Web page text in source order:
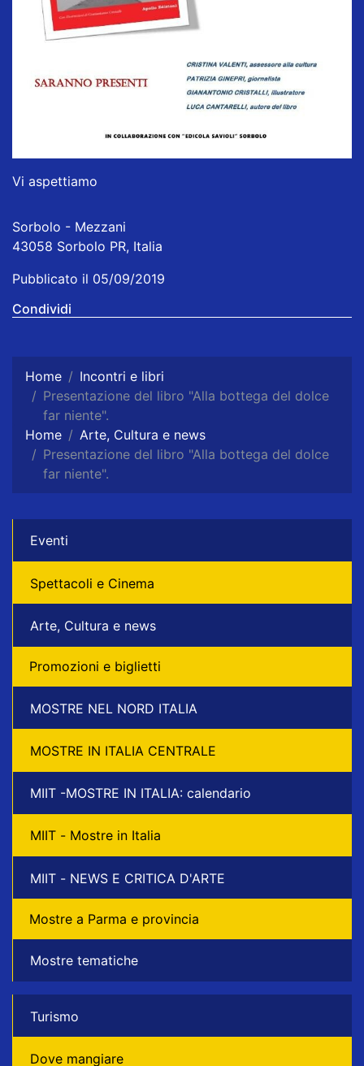
Vi aspettiamo
Sorbolo - Mezzani
43058 Sorbolo PR, Italia
Pubblicato il 05/09/2019
Condividi
Home
Incontri e libri
Presentazione del libro "Alla bottega del dolce
far niente".
Home
Arte, Cultura e news
Presentazione del libro "Alla bottega del dolce
far niente".
Eventi
Spettacoli e Cinema
Arte, Cultura e news
Promozioni e biglietti
MOSTRE NEL NORD ITALIA
MOSTRE IN ITALIA CENTRALE
MIIT -MOSTRE IN ITALIA: calendario
MIIT - Mostre in Italia
MIIT - NEWS E CRITICA D'ARTE
Mostre a Parma e provincia
Mostre tematiche
Turismo
Dove mangiare